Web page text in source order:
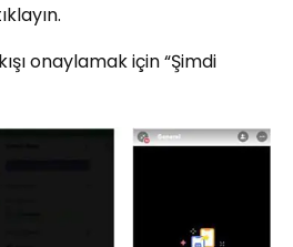
onaylamak için “Şimdi